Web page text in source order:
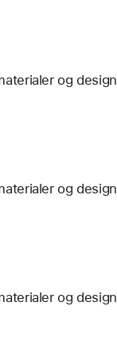
og
og
og